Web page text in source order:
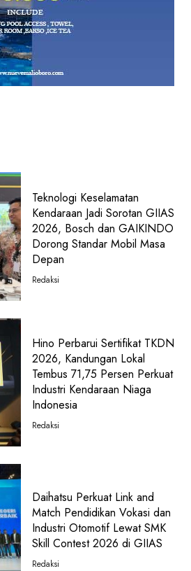
Teknologi Keselamatan
Kendaraan Jadi Sorotan GIIAS
2026, Bosch dan GAIKINDO
Dorong Standar Mobil Masa
Depan
Redaksi
Hino Perbarui Sertifikat TKDN
2026, Kandungan Lokal
Tembus 71,75 Persen Perkuat
Industri Kendaraan Niaga
Indonesia
Redaksi
Daihatsu Perkuat Link and
Match Pendidikan Vokasi dan
Industri Otomotif Lewat SMK
Skill Contest 2026 di GIIAS
Redaksi